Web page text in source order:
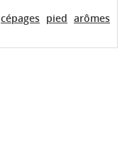
cépages pied arômes